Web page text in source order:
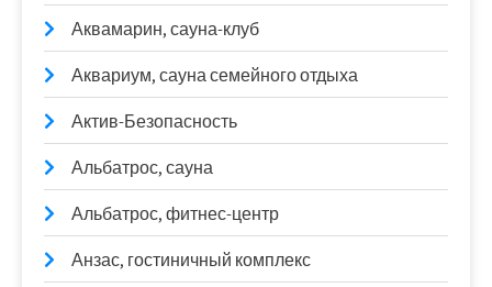
Аквамарин, сауна-клуб
Аквариум, сауна семейного отдыха
Актив-Безопасность
Альбатрос, сауна
Альбатрос, фитнес-центр
Анзас, гостиничный комплекс